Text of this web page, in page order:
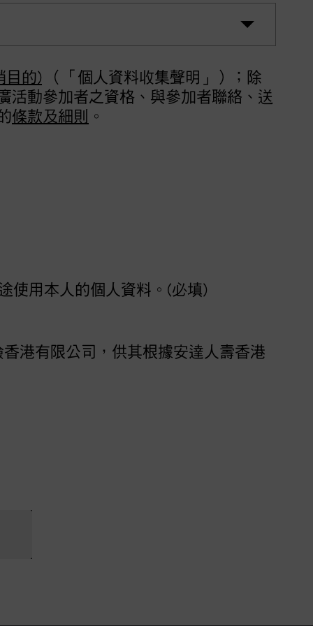
目的) （「個人資料收集聲明」）；除
活動參加者之資格、與參加者聯絡、送
條款及細則 。
使用本人的個人資料。(必填)
港有限公司，供其根據安達人壽香港